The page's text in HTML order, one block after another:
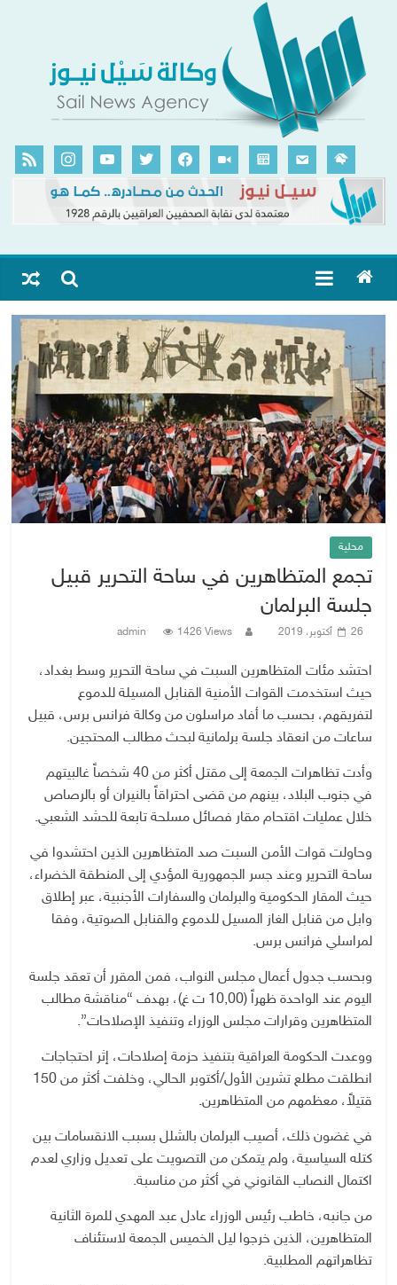
محلية
تجمع المتظاهرين في ساحة التحرير قبيل
جلسة البرلمان
26 أكتوبر، 2019 admin 1426 Views
احتشد مئات المتظاهرين السبت في ساحة التحرير وسط بغداد،
حيث استخدمت القوات الأمنية القنابل المسيلة للدموع
لتفريقهم، بحسب ما أفاد مراسلون من وكالة فرانس برس، قبيل
ساعات من انعقاد جلسة برلمانية لبحث مطالب المحتجين.
وأدت تظاهرات الجمعة إلى مقتل أكثر من 40 شخصاً غالبيتهم
في جنوب البلاد، بينهم من قضى احتراقاً بالنيران أو بالرصاص
خلال عمليات اقتحام مقار فصائل مسلحة تابعة للحشد الشعبي.
وحاولت قوات الأمن السبت صد المتظاهرين الذين احتشدوا في
ساحة التحرير وعند جسر الجمهورية المؤدي إلى المنطقة الخضراء،
حيث المقار الحكومية والبرلمان والسفارات الأجنبية، عبر إطلاق
وابل من قنابل الغاز المسيل للدموع والقنابل الصوتية، وفقا
لمراسلي فرانس برس.
وبحسب جدول أعمال مجلس النواب، فمن المقرر أن تعقد جلسة
اليوم عند الواحدة ظهراً (10,00 ت غ)، بهدف “مناقشة مطالب
المتظاهرين وقرارات مجلس الوزراء وتنفيذ الإصلاحات”.
ووعدت الحكومة العراقية بتنفيذ حزمة إصلاحات، إثر احتجاجات
انطلقت مطلع تشرين الأول/أكتوبر الحالي، وخلفت أكثر من 150
قتيلاً، معظمهم من المتظاهرين.
في غضون ذلك، أصيب البرلمان بالشلل بسبب الانقسامات بين
كتله السياسية، ولم يتمكن من التصويت على تعديل وزاري لعدم
اكتمال النصاب القانوني في أكثر من مناسبة.
من جانبه، خاطب رئيس الوزراء عادل عبد المهدي للمرة الثانية
المتظاهرين، الذين خرجوا ليل الخميس الجمعة لاستئناف
تظاهراتهم المطلبية.